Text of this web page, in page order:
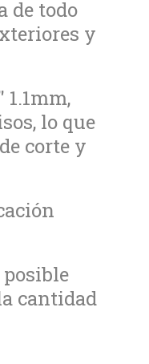
de todo
y
1.1mm,
lo que
corte y
cantidad